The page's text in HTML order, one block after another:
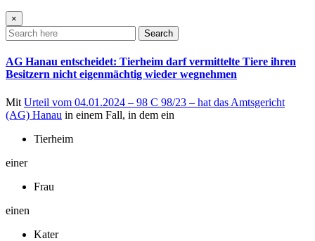
×
Search
AG Hanau entscheidet: Tierheim darf vermittelte Tiere ihren
Besitzern nicht eigenmächtig wieder wegnehmen
Mit Urteil vom 04.01.2024 – 98 C 98/23 – hat das Amtsgericht
(AG) Hanau in einem Fall, in dem ein
Tierheim
einer
Frau
einen
Kater